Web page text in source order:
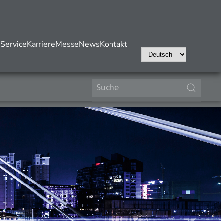
ServiceKarriereMesseNewsKontakt
Wählen
Sie
eine